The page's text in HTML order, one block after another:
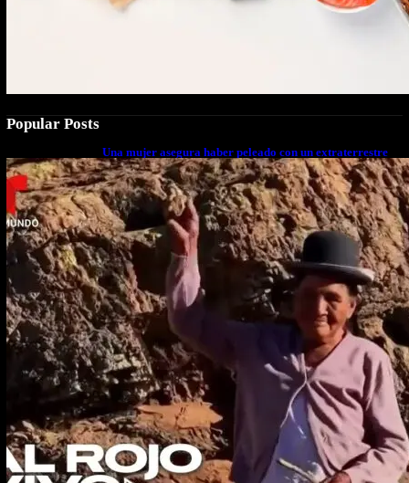
Popular Posts
Una mujer asegura haber peleado con un extraterrestre
cuerpo a cuerpo